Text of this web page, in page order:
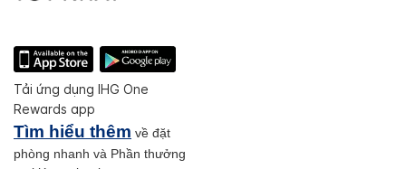
Tải ứng dụng IHG One
Rewards app
Tìm hiểu thêm về đặt
phòng nhanh và Phần thưởng